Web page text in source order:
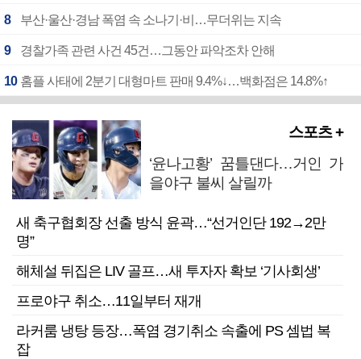
8 부산·울산·경남 폭염 속 소나기·비…무더위는 지속
9 경찰가족 관련 사건 45건…그동안 파악조차 안해
10 홈플 사태에 2분기 대형마트 판매 9.4%↓…백화점은 14.8%↑
스포츠 +
‘윤나고황’ 꿈틀댄다…거인 가
을야구 불씨 살릴까
새 축구협회장 선출 방식 윤곽…“선거인단 192→2만
명”
해체설 뒤집은 LIV 골프…새 투자자 확보 ‘기사회생’
프로야구 취소…11일부터 재개
라커룸 냉탕 등장…폭염 경기취소 속출에 PS 셈법 복
잡